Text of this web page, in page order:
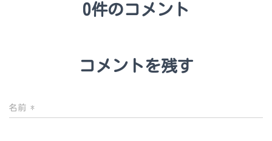
0件のコメント
コメントを残す
名前 *